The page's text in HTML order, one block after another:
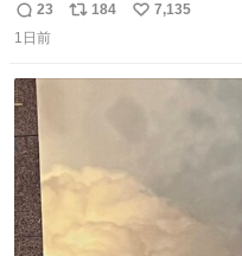
返
信
23
リ
184
い
7,135
1日前